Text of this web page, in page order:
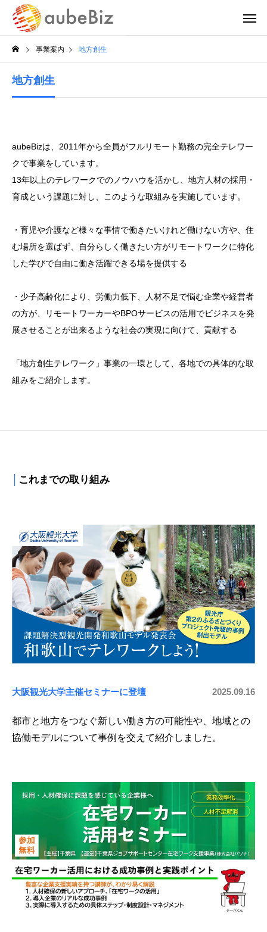
事業案内 地方創生
地方創生
aubeBizは、2011年から全員がフルリモート勤務の完全テレワー
クで事業をしています。
13年以上のテレワークでのノウハウを活かし、地方人材の採用・
育成という課題に対し、このような取組みを実施しています。
・育児や介護など様々な事情で働きたいけれど働けない方や、住
む場所を選ばず、自分らしく働きたい方がリモートワークに特化
した学びで自由に働き活躍できる場を提供する
・少子高齢化により、労働力低下、人材不足で悩む企業や経営者
の方が、リモートワーカーやBPOサービスの活用でビジネスを発
展させることが出来るような社会の実現に向けて、貢献する
「地方創生テレワーク」事業の一環として、各地での具体的な取
組みをご紹介します。
これまでの取り組み
大阪観光大学主催セミナーに登壇 2025.09.16
都市と地方をつなぐ新しい働き方の可能性や、地域との
協働モデルについて事例を交えて紹介しました。